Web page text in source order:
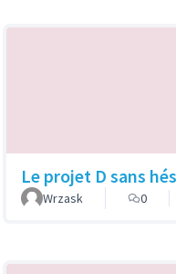
Le projet D sans
Wrzask 0